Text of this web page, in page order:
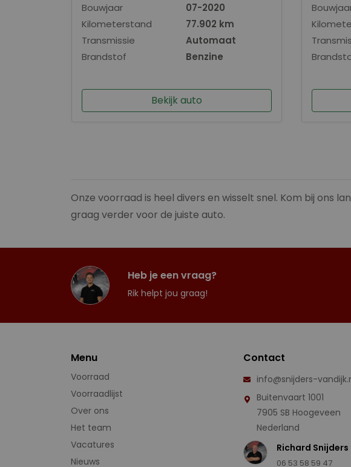
Bouwjaar
07-2020
Kilometerstand
77.902 km
Transmissie
Automaat
Brandstof
Benzine
Bekijk auto
Onze voorraad is heel divers en wisselt snel. Kom bij ons
graag verder voor de juiste auto.
Heb je een vraag?
Rik helpt jou graag!
Menu
Voorraad
Voorraadlijst
Over ons
Het team
Vacatures
Nieuws
Contact
info@snijders-
Buitenvaart 1001
7905 SB Hoogeveen
Nederland
Richard Snijders
06 53 58 59 47